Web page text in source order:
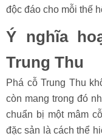
độc đáo cho mỗi thế
Ý nghĩa
Trung Thu
Phá cỗ Trung Thu
còn mang trong đó
chuẩn bị một mâm
đặc sản là cách thể